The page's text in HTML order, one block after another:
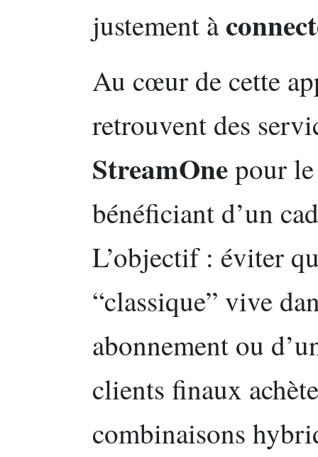
justement à
Au cœur de cette
retrouvent des
StreamOnepour
bénéficiant d’un
L’objectif : éviter
“classique” vive
abonnement ou
clients finaux
combinaisons